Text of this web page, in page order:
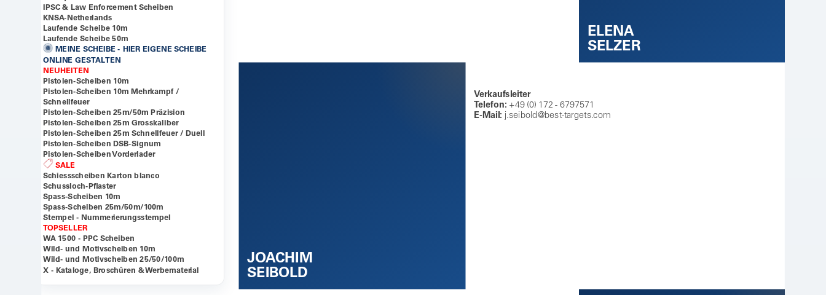
ELENA
SELZER
JOACHIM
SEIBOLD
Verkaufsleiter
Telefon: +49 (0) 172 - 6797571
E-Mail: j.seibold@best-targets.com
IPSC & Law Enforcement Scheiben
KNSA-Netherlands
Laufende Scheibe 10m
Laufende Scheibe 50m
MEINE SCHEIBE - HIER EIGENE SCHEIBE
ONLINE GESTALTEN
NEUHEITEN
Pistolen-Scheiben 10m
Pistolen-Scheiben 10m Mehrkampf /
Schnellfeuer
Pistolen-Scheiben 25m/50m Präzision
Pistolen-Scheiben 25m Grosskaliber
Pistolen-Scheiben 25m Schnellfeuer / Duell
Pistolen-Scheiben DSB-Signum
Pistolen-Scheiben Vorderlader
SALE
Schiessscheiben Karton blanco
Schussloch-Pflaster
Spass-Scheiben 10m
Spass-Scheiben 25m/50m/100m
Stempel - Nummerierungsstempel
TOPSELLER
WA 1500 - PPC Scheiben
Wild- und Motivscheiben 10m
Wild- und Motivscheiben 25/50/100m
X - Kataloge, Broschüren & Werbematerial